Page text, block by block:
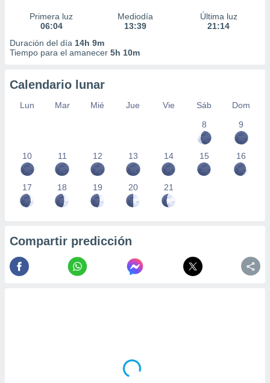
Primera luz
06:04
Mediodía
13:39
Última luz
21:14
Duración del día 14h 9m
Tiempo para el amanecer 5h 10m
Calendario lunar
Lun Mar Mié Jue Vie Sáb
Dom
8
9
10 11 12 13 14 15 16
17 18 19 20 21
Compartir predicción